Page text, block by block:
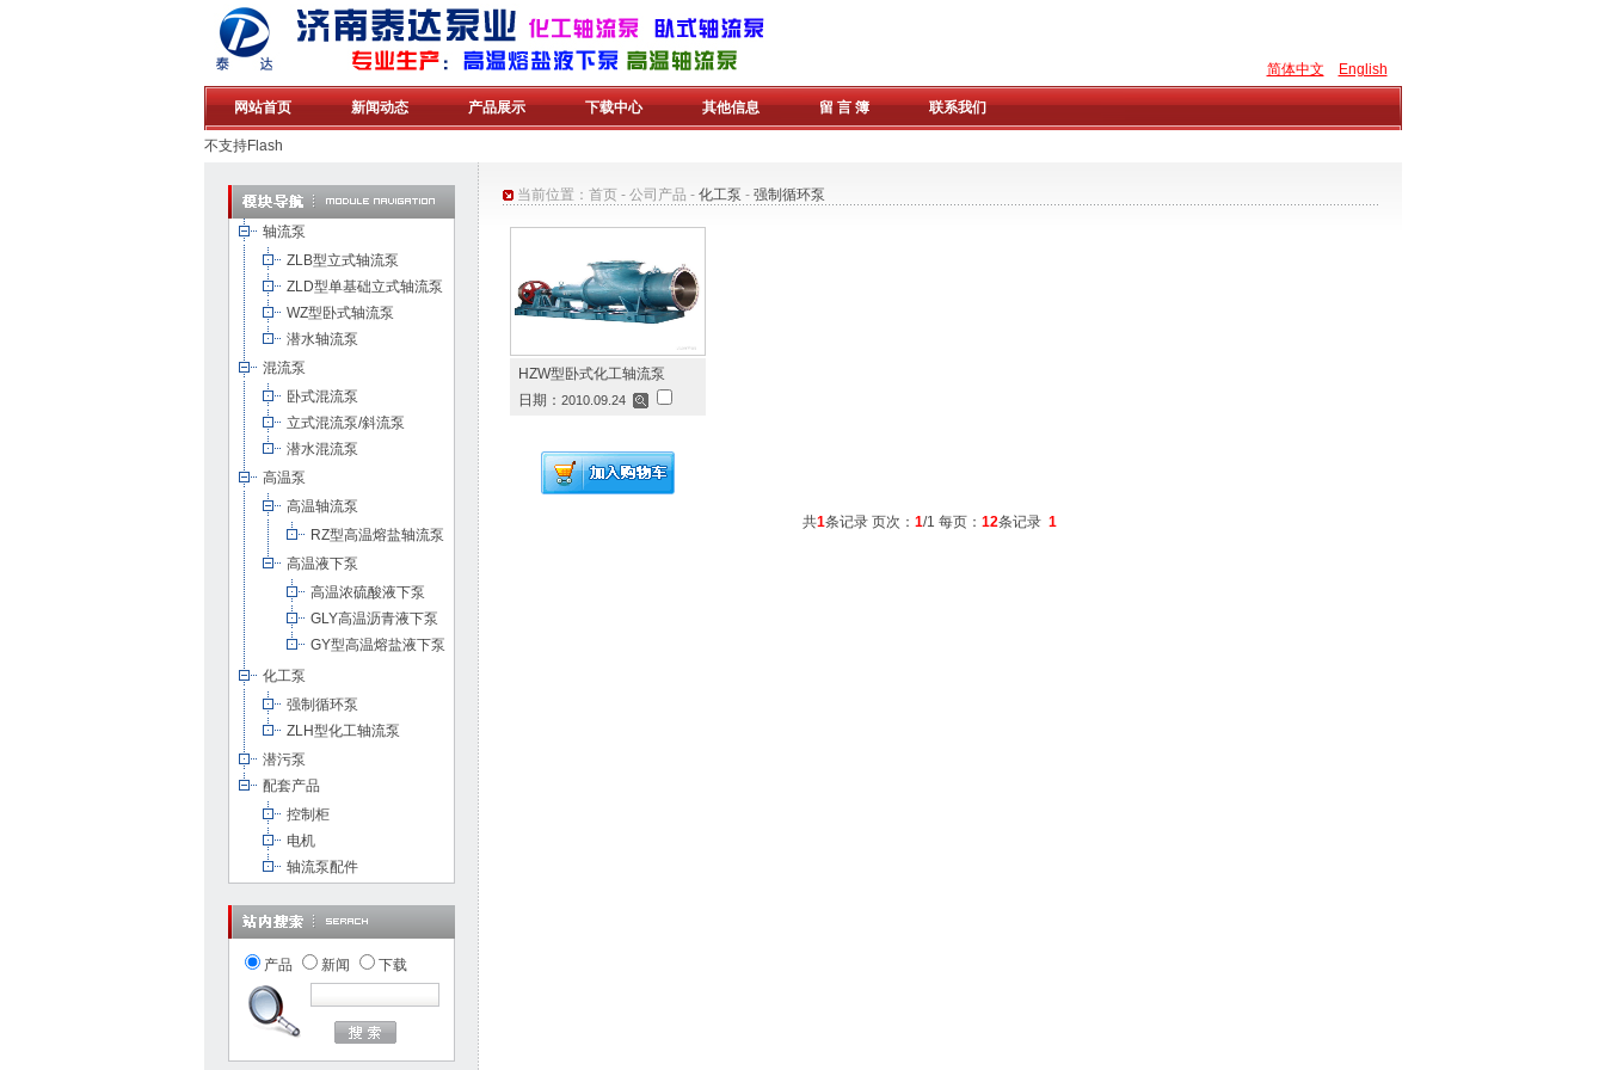
简体中文 English
网站首页 新闻动态 产品展示 下载中心 其他信息 留 言 簿 联系我们
不支持Flash
轴流泵
ZLB型立式轴流泵
ZLD型单基础立式轴流泵
WZ型卧式轴流泵
潜水轴流泵
混流泵
卧式混流泵
立式混流泵/斜流泵
潜水混流泵
高温泵
高温轴流泵
RZ型高温熔盐轴流泵
高温液下泵
高温浓硫酸液下泵
GLY高温沥青液下泵
GY型高温熔盐液下泵
化工泵
强制循环泵
ZLH型化工轴流泵
潜污泵
配套产品
控制柜
电机
轴流泵配件
产品 新闻 下载
当前位置： 首页- 公司产品 - 化工泵 - 强制循环泵
HZW型卧式化工轴流泵
日期： 2010.09.24
共1条记录 页次： 1/1 每页： 12条记录 1